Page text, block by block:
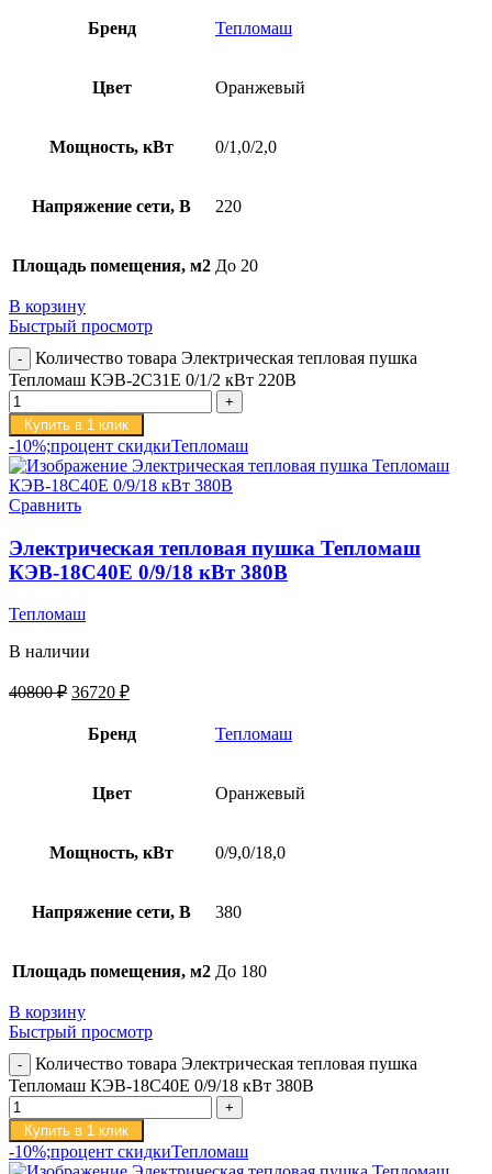
Бренд Тепломаш
Цвет Оранжевый
Мощность, кВт 0/1,0/2,0
Напряжение сети, В 220
Площадь помещения, м2 До 20
В корзину
Быстрый просмотр
Количество товара Электрическая тепловая пушка
Тепломаш КЭВ-2С31Е 0/1/2 кВт 220В
Купить в 1 клик
-10%;процент скидкиТепломаш
Сравнить
Электрическая тепловая пушка Тепломаш
КЭВ-18С40Е 0/9/18 кВт 380В
Тепломаш
В наличии
40800₽ 36720 ₽
Бренд Тепломаш
Цвет Оранжевый
Мощность, кВт 0/9,0/18,0
Напряжение сети, В 380
Площадь помещения, м2 До 180
В корзину
Быстрый просмотр
Количество товара Электрическая тепловая пушка
Тепломаш КЭВ-18С40Е 0/9/18 кВт 380В
Купить в 1 клик
-10%;процент скидкиТепломаш